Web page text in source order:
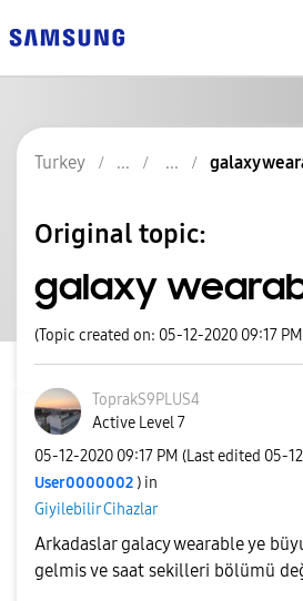
Turkey galaxy
Original topic:
galaxy
(Topic created on: 05-12-2020 09:17
ToprakS9PLUS4
Active Level 7
‎05-12-2020 09:17 PM (Last edited ‎05-
User0000002 ) in
Giyilebilir Cihazlar
Arkadaslar galacy wearable ye
gelmis ve saat sekilleri bölümü